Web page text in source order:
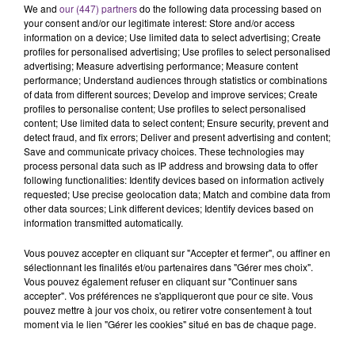
UNE JEUNE AUTOMOBILISTE GRIÈVEMENT
BLESSÉE
Une automobiliste s'est retrouvée piégée dans
son véhicule après une collision avec un poids
lourd. Très grièvement blessée, la jeune femme
de 20 ans a été...
TITRES DIFFUSÉS
11h30
11h30
AMBRE
J'me Demande
11h26
11h26
NO DOUBT
It's My Life
We and our (447) partnersdo the following data processing based on
your consent and/or our legitimate interest: Store and/or access
information on a device; Use limited data to select advertising; Create
profiles for personalised advertising; Use profiles to select personalised
advertising; Measure advertising performance; Measure content
performance; Understand audiences through statistics or combinations
of data from different sources; Develop and improve services; Create
profiles to personalise content; Use profiles to select personalised
content; Use limited data to select content; Ensure security, prevent and
detect fraud, and fix errors; Deliver and present advertising and content;
Save and communicate privacy choices. These technologies may
process personal data such as IP address and browsing data to offer
following functionalities: Identify devices based on information actively
requested; Use precise geolocation data; Match and combine data from
other data sources; Link different devices; Identify devices based on
information transmitted automatically.
Vous pouvez accepter en cliquant sur "Accepter et fermer", ou affiner en
sélectionnant les finalités et/ou partenaires dans "Gérer mes choix".
Vous pouvez également refuser en cliquant sur "Continuer sans
accepter". Vos préférences ne s'appliqueront que pour ce site. Vous
pouvez mettre à jour vos choix, ou retirer votre consentement à tout
moment via le lien "Gérer les cookies" situé en bas de chaque page.